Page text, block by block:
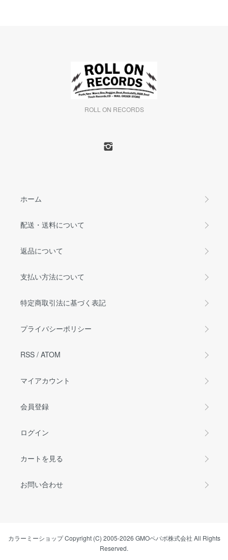
ROLL ON RECORDS
ホーム
配送・送料について
返品について
支払い方法について
特定商取引法に基づく表記
プライバシーポリシー
RSS / ATOM
マイアカウント
会員登録
ログイン
カートを見る
お問い合わせ
カラーミーショップCopyright (C) 2005-2026 GMOペパボ株式会社 All Rights
Reserved.